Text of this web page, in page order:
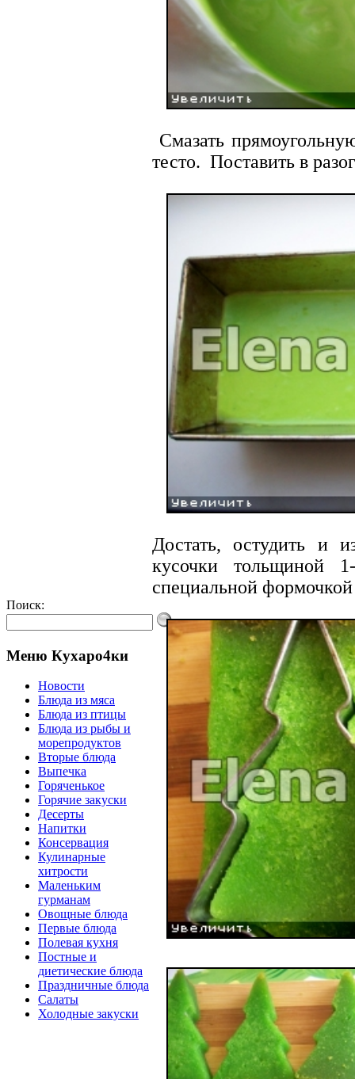
Поиск:
Меню Кухаро4ки
Новости
Блюда из мяса
Блюда из птицы
Блюда из рыбы и
морепродуктов
Вторые блюда
Выпечка
Горяченькое
Горячие закуски
Десерты
Напитки
Консервация
Кулинарные
хитрости
Маленьким
гурманам
Овощные блюда
Первые блюда
Полевая кухня
Постные и
диетические блюда
Праздничные блюда
Салаты
Холодные закуски
Смазать
тесто. Поставить в
Достать, остудить и
кусочки тольщиной
специальной